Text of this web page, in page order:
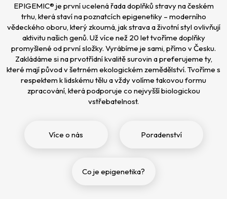
EPIGEMIC® je první ucelená řada doplňků stravy na českém
trhu, která staví na poznatcích epigenetiky – moderního
vědeckého oboru, který zkoumá, jak strava a životní styl ovlivňují
aktivitu našich genů. Už více než 20 let tvoříme doplňky
promyšlené od první složky. Vyrábíme je sami, přímo v Česku.
Zakládáme si na prvotřídní kvalitě surovin a preferujeme ty,
které mají původ v šetrném ekologickém zemědělství. Tvoříme s
respektem k lidskému tělu a vždy volíme takovou formu
zpracování, která podporuje co nejvyšší biologickou
vstřebatelnost.
Více o nás Poradenství
Co je epigenetika?